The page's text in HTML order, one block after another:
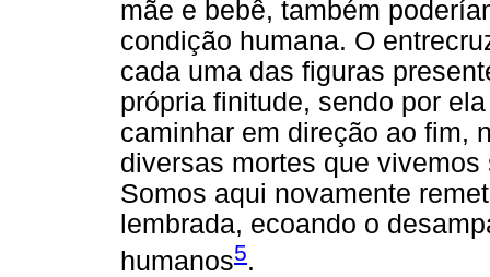
mãe e bebê, também
condição humana. O
cada uma das figuras
própria finitude, sendo por
caminhar em direção ao fim,
diversas mortes que
Somos aqui novamente
lembrada, ecoando o
humanos5.